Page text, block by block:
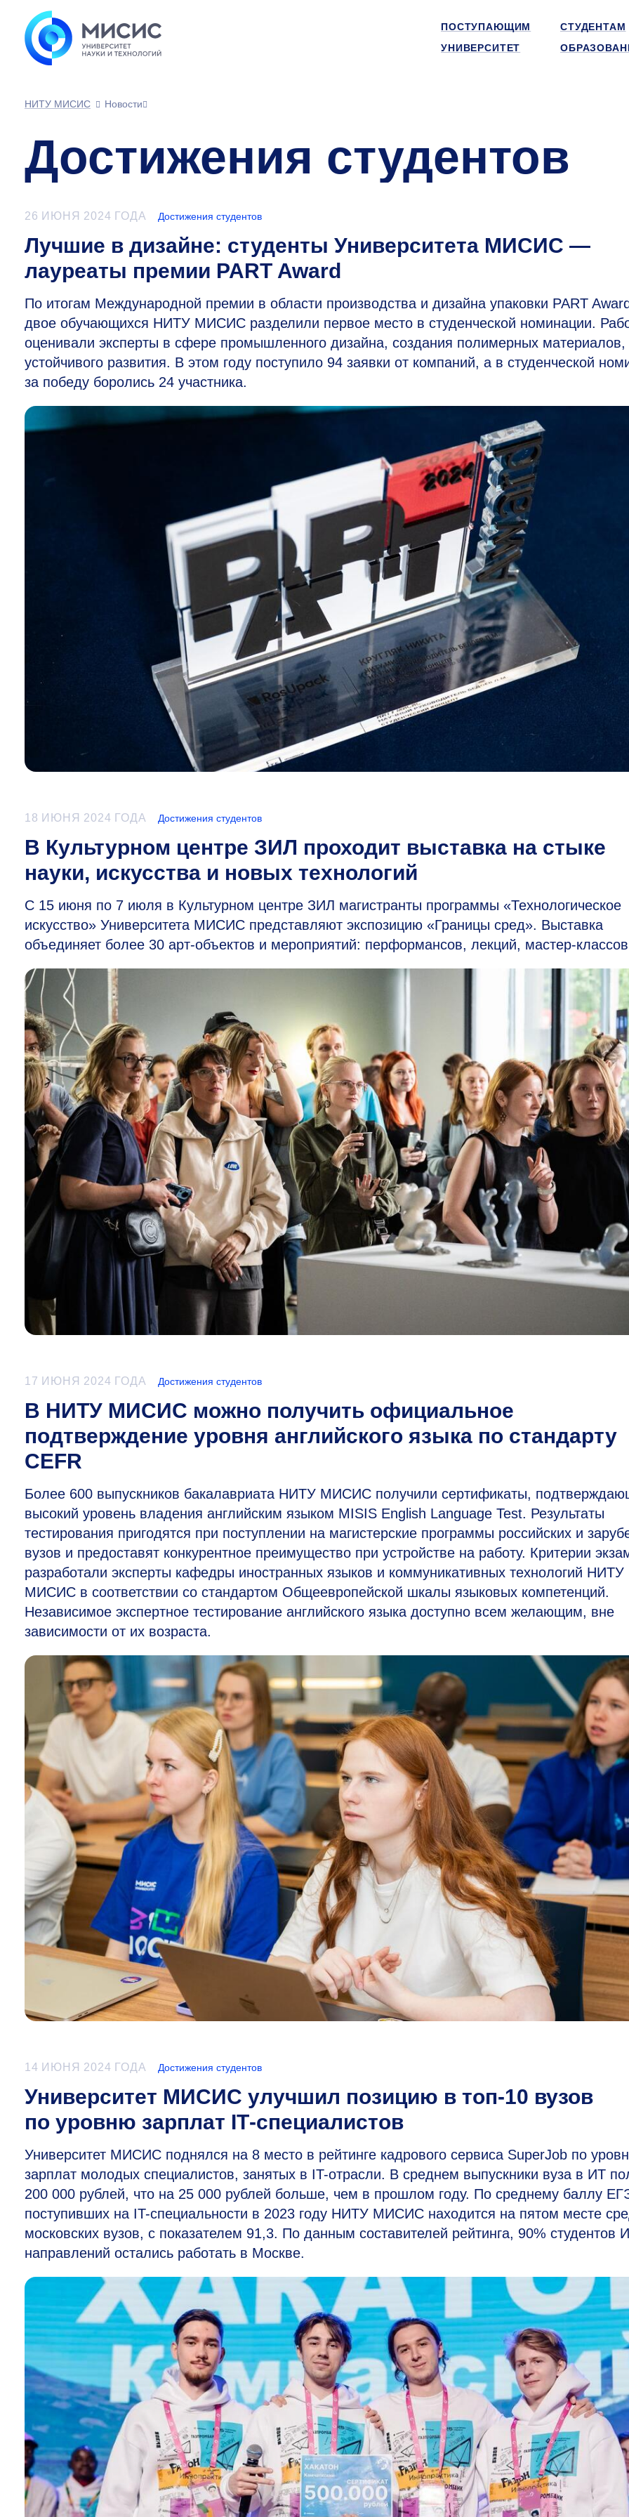
ПОСТУПАЮЩИМ
СТУДЕНТАМ
УНИВЕРСИТЕТ
НИТУ МИСИС Новости
Достижения студентов
26 ИЮНЯ 2024 ГОДА Достижения студентов
Лучшие в дизайне: студенты Университета МИСИС —
лауреаты премии PART Award
По итогам Международной премии в области производства и дизайна упаковки PART
двое обучающихся НИТУ МИСИС разделили первое место в студенческой номинации.
оценивали эксперты в сфере промышленного дизайна, создания полимерных материалов,
устойчивого развития. В этом году поступило 94 заявки от компаний, а в студенческой
за победу боролись 24 участника.
18 ИЮНЯ 2024 ГОДА Достижения студентов
В Культурном центре ЗИЛ проходит выставка на стыке
науки, искусства и новых технологий
С 15 июня по 7 июля в Культурном центре ЗИЛ магистранты программы «Технологическое
искусство» Университета МИСИС представляют экспозицию «Границы сред». Выставка
объединяет более 30 арт-объектов и мероприятий: перформансов, лекций, мастер-
17 ИЮНЯ 2024 ГОДА Достижения студентов
В НИТУ МИСИС можно получить официальное
подтверждение уровня английского языка по стандарту
CEFR
Более 600 выпускников бакалавриата НИТУ МИСИС получили сертификаты,
высокий уровень владения английским языком MISIS English Language Test. Результаты
тестирования пригодятся при поступлении на магистерские программы российских и
вузов и предоставят конкурентное преимущество при устройстве на работу. Критерии
разработали эксперты кафедры иностранных языков и коммуникативных технологий НИТУ
МИСИС в соответствии со стандартом Общеевропейской шкалы языковых компетенций.
Независимое экспертное тестирование английского языка доступно всем желающим, вне
зависимости от их возраста.
14 ИЮНЯ 2024 ГОДА Достижения студентов
Университет МИСИС улучшил позицию в топ-10 вузов
по уровню зарплат IT‑специалистов
Университет МИСИС поднялся на 8 место в рейтинге кадрового сервиса SuperJob по
зарплат молодых специалистов, занятых в IT-отрасли. В среднем выпускники вуза в ИТ
200 000 рублей, что на 25 000 рублей больше, чем в прошлом году. По среднему баллу
поступивших на IT-специальности в 2023 году НИТУ МИСИС находится на пятом месте
московских вузов, с показателем 91,3. По данным составителей рейтинга, 90% студентов
направлений остались работать в Москве.